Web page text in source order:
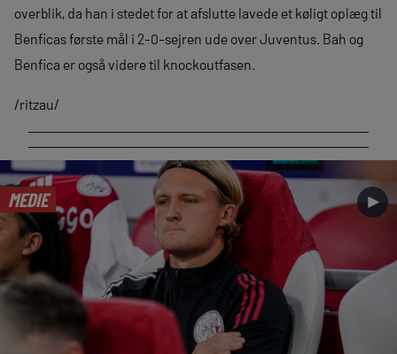
overblik, da han i stedet for at afslutte lavede et køligt oplæg til
Benficas første mål i 2-0-sejren ude over Juventus. Bah og
Benfica er også videre til knockoutfasen.
/ritzau/
MEDIE ►